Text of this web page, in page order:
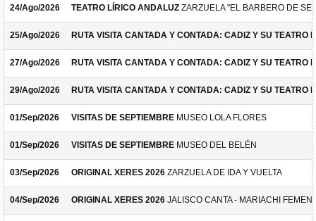
24/Ago/2026 TEATRO LÍRICO ANDALUZ ZARZUELA "EL BARBERO DE
25/Ago/2026 RUTA VISITA CANTADA Y CONTADA: CADIZ Y SU TEATRO
27/Ago/2026 RUTA VISITA CANTADA Y CONTADA: CADIZ Y SU TEATRO
29/Ago/2026 RUTA VISITA CANTADA Y CONTADA: CADIZ Y SU TEATRO
01/Sep/2026 VISITAS DE SEPTIEMBRE MUSEO LOLA FLORES
01/Sep/2026 VISITAS DE SEPTIEMBRE MUSEO DEL BELÉN
03/Sep/2026 ORIGINAL XERES 2026 ZARZUELA DE IDA Y VUELTA
04/Sep/2026 ORIGINAL XERES 2026 JALISCO CANTA - MARIACHI